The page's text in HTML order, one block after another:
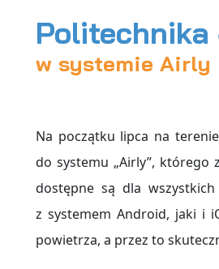
Politechnika
w systemie Airly
Na początku lipca na
do systemu „Airly”,
dostępne są dla
z systemem Android, jaki i
powietrza, a przez to